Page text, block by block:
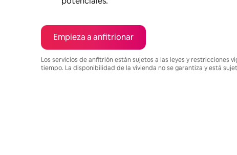
Empieza a anfitrionar
Los servicios de anfitrión están sujetos a las leyes y restricciones
tiempo. La disponibilidad de la vivienda no se garantiza y está